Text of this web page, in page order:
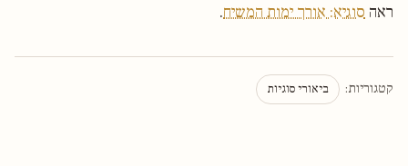
ראה סוגיא: אורך ימות המשיח.
קטגוריות: ביאורי סוגיות